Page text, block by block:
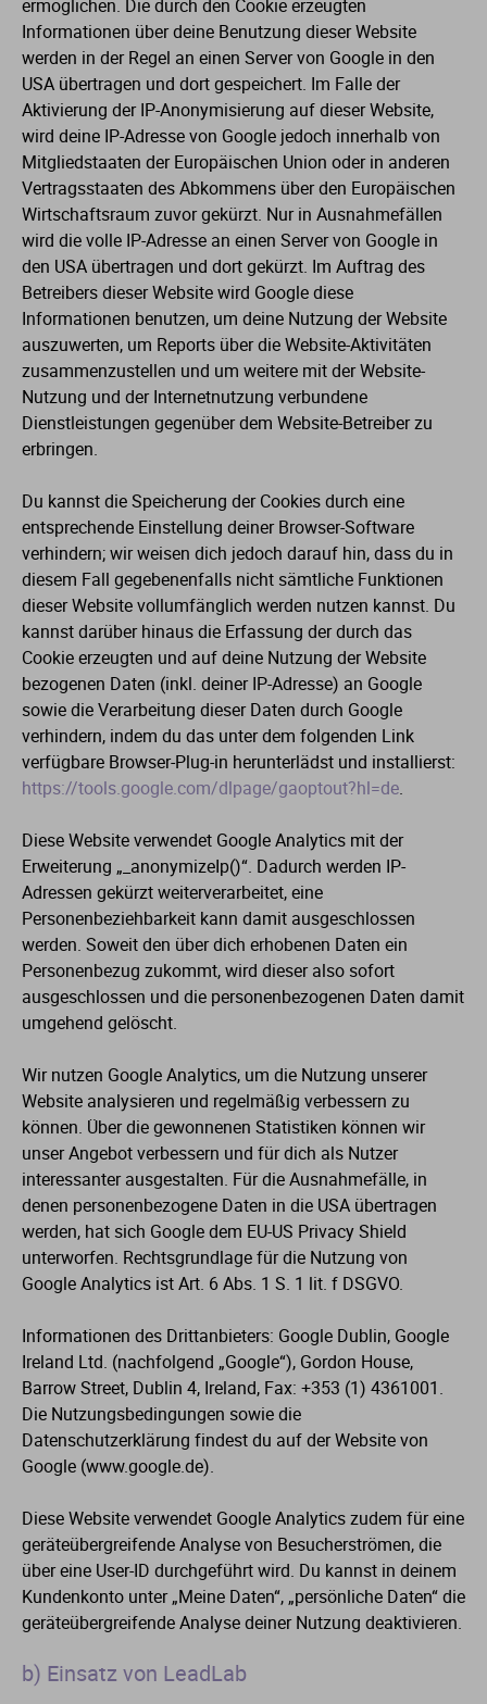
ermöglichen. Die durch den Cookie erzeugten
Informationen über deine Benutzung dieser Website
werden in der Regel an einen Server von Google in den
USA übertragen und dort gespeichert. Im Falle der
Aktivierung der IP-Anonymisierung auf dieser Website,
wird deine IP-Adresse von Google jedoch innerhalb von
Mitgliedstaaten der Europäischen Union oder in anderen
Vertragsstaaten des Abkommens über den Europäischen
Wirtschaftsraum zuvor gekürzt. Nur in Ausnahmefällen
wird die volle IP-Adresse an einen Server von Google in
den USA übertragen und dort gekürzt. Im Auftrag des
Betreibers dieser Website wird Google diese
Informationen benutzen, um deine Nutzung der Website
auszuwerten, um Reports über die Website-Aktivitäten
zusammenzustellen und um weitere mit der Website-
Nutzung und der Internetnutzung verbundene
Dienstleistungen gegenüber dem Website-Betreiber zu
erbringen.
Du kannst die Speicherung der Cookies durch eine
entsprechende Einstellung deiner Browser-Software
verhindern; wir weisen dich jedoch darauf hin, dass du in
diesem Fall gegebenenfalls nicht sämtliche Funktionen
dieser Website vollumfänglich werden nutzen kannst. Du
kannst darüber hinaus die Erfassung der durch das
Cookie erzeugten und auf deine Nutzung der Website
bezogenen Daten (inkl. deiner IP-Adresse) an Google
sowie die Verarbeitung dieser Daten durch Google
verhindern, indem du das unter dem folgenden Link
verfügbare Browser-Plug-in herunterlädst und installierst:
https://tools.google.com/dlpage/gaoptout?hl=de.
Diese Website verwendet Google Analytics mit der
Erweiterung „_anonymizeIp()“. Dadurch werden IP-
Adressen gekürzt weiterverarbeitet, eine
Personenbeziehbarkeit kann damit ausgeschlossen
werden. Soweit den über dich erhobenen Daten ein
Personenbezug zukommt, wird dieser also sofort
ausgeschlossen und die personenbezogenen Daten damit
umgehend gelöscht.
Wir nutzen Google Analytics, um die Nutzung unserer
Website analysieren und regelmäßig verbessern zu
können. Über die gewonnenen Statistiken können wir
unser Angebot verbessern und für dich als Nutzer
interessanter ausgestalten. Für die Ausnahmefälle, in
denen personenbezogene Daten in die USA übertragen
werden, hat sich Google dem EU-US Privacy Shield
unterworfen. Rechtsgrundlage für die Nutzung von
Google Analytics ist Art. 6 Abs. 1 S. 1 lit. f DSGVO.
Informationen des Drittanbieters: Google Dublin, Google
Ireland Ltd. (nachfolgend „Google“), Gordon House,
Barrow Street, Dublin 4, Ireland, Fax: +353 (1) 4361001.
Die Nutzungsbedingungen sowie die
Datenschutzerklärung findest du auf der Website von
Google (www.google.de).
Diese Website verwendet Google Analytics zudem für eine
geräteübergreifende Analyse von Besucherströmen, die
über eine User-ID durchgeführt wird. Du kannst in deinem
Kundenkonto unter „Meine Daten“, „persönliche Daten“ die
geräteübergreifende Analyse deiner Nutzung deaktivieren.
b) Einsatz von LeadLab